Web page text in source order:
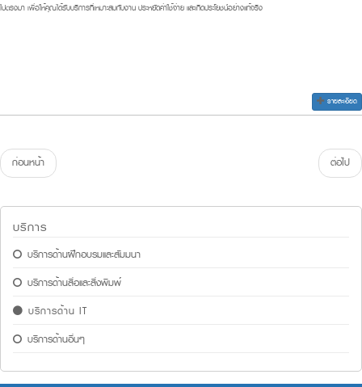
ไปตรงมา เพื่อให้คุณได้รับบริการที่เหมาะสมกับงาน ประหยัดค่าใช้จ่าย และเกิดประโยชน์อย่างแท้จริง
รายละเอียด
ก่อนหน้า ต่อไป
บริการ
บริการด้านฝึกอบรมและสัมมนา
บริการด้านสื่อและสิ่งพิมพ์
บริการด้าน IT
บริการด้านอื่นๆ